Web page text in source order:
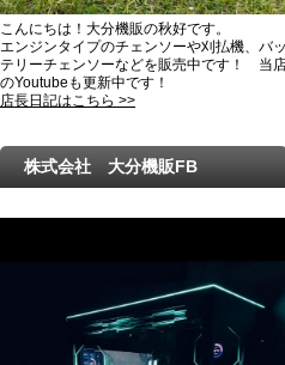
こんにちは！大分機販の秋好です。
エンジンタイプのチェンソーや刈払機、バッ
テリーチェンソーなどを販売中です！ 当
のYoutubeも更新中です！
店長日記はこちら >>
株式会社 大分機販FB